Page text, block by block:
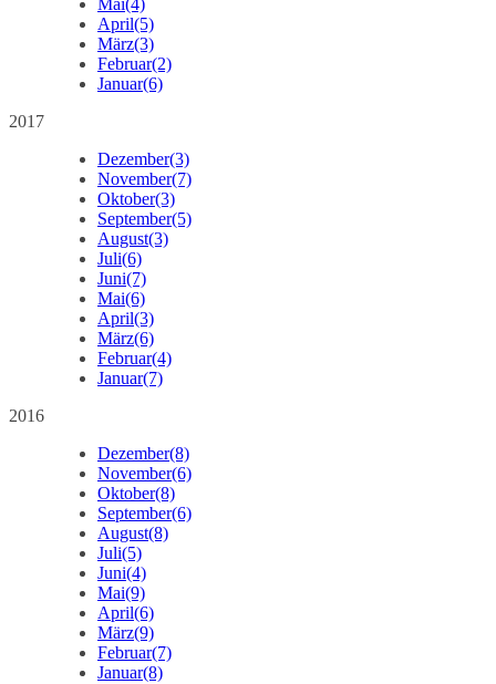
Mai(4)
April(5)
März(3)
Februar(2)
Januar(6)
2017
Dezember(3)
November(7)
Oktober(3)
September(5)
August(3)
Juli(6)
Juni(7)
Mai(6)
April(3)
März(6)
Februar(4)
Januar(7)
2016
Dezember(8)
November(6)
Oktober(8)
September(6)
August(8)
Juli(5)
Juni(4)
Mai(9)
April(6)
März(9)
Februar(7)
Januar(8)